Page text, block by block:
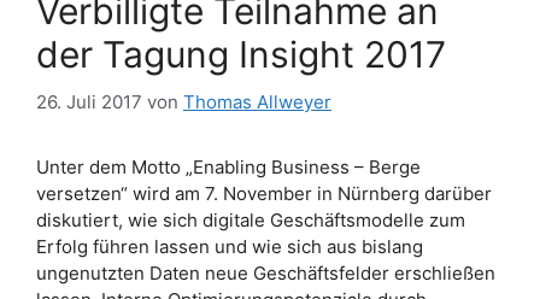
Verbilligte Teilnahme an
der Tagung Insight 2017
26. Juli 2017 von Thomas Allweyer
Unter dem Motto „Enabling Business – Berge
versetzen“ wird am 7. November in Nürnberg darüber
diskutiert, wie sich digitale Geschäftsmodelle zum
Erfolg führen lassen und wie sich aus bislang
ungenutzten Daten neue Geschäftsfelder erschließen